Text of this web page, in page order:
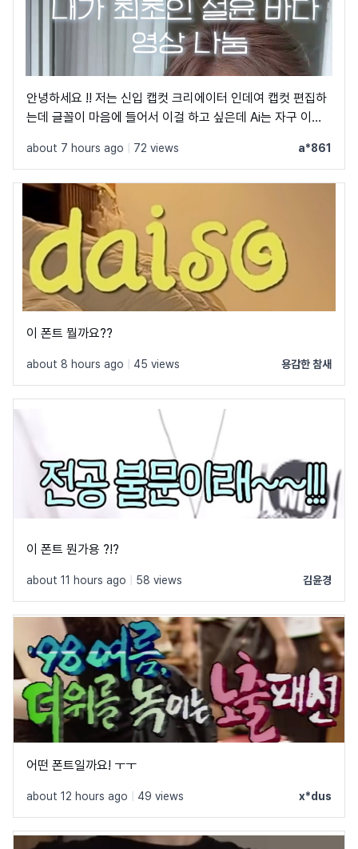
안녕하세요 !! 저는 신입 캡컷 크리에이터 인데여 캡컷 편집하
는데 글꼴이 마음에 들어서 이걸 하고 싶은데 Ai는 자구 이상
이 글꼴 가지고싶어요 ㅠ ㅂ ㅠ
about 7 hours ago 72 views a*861
이 폰트 뭘까요??
about 8 hours ago 45 views 용감한 참새
이 폰트 뭔가용 ?!?
about 11 hours ago 58 views 김윤경
어떤 폰트일까요! ㅜㅜ
about 12 hours ago 49 views x*dus